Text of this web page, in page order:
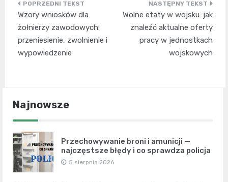
Nawigacja
wpisu
Wzory wniosków dla
żołnierzy zawodowych:
przeniesienie, zwolnienie i
wypowiedzenie
Wolne etaty w wojsku: jak
znaleźć aktualne oferty
pracy w jednostkach
wojskowych
Najnowsze
Przechowywanie broni i amunicji —
najczęstsze błędy i co sprawdza policja
5 sierpnia 2026